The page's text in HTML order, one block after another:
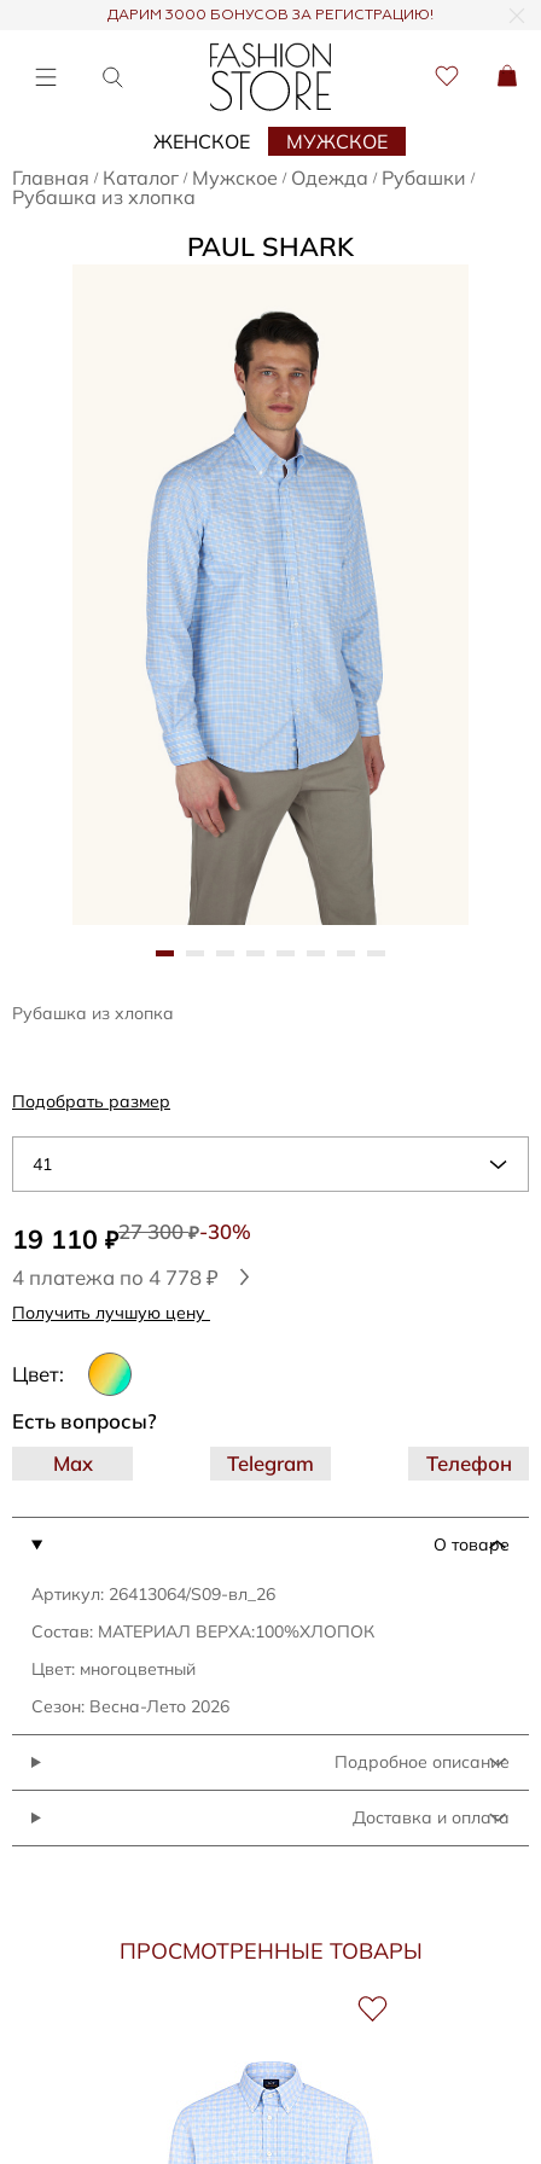
ДАРИМ 3000 БОНУСОВ ЗА РЕГИСТРАЦИЮ!
ЖЕНСКОЕ
МУЖСКОЕ
Главная / Каталог / Мужское / Одежда / Рубашки /
Рубашка из хлопка
PAUL SHARK
Рубашка из хлопка
19 110 ₽27 300₽-30%
4 платежа по 4 778 ₽
Получить лучшую цену
Цвет:
41
Подобрать размер
О товаре
Артикул: 26413064/S09-вл_26
Состав: МАТЕРИАЛ ВЕРХА:100%ХЛОПОК
Цвет: многоцветный
Сезон: Весна-Лето 2026
Подробное описание
Доставка и оплата
Есть вопросы?
Telegram
Max Телефон
ПРОСМОТРЕННЫЕ ТОВАРЫ